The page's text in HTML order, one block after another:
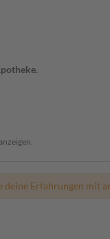
deine Erfahrungen mit